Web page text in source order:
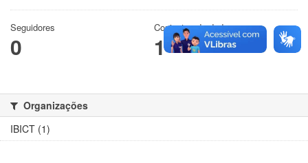
Seguidores
0
Conjuntos de dados
1
Organizações
IBICT (1)